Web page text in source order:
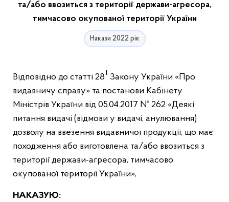
та/або ввозиться з території держави-агресора,
тимчасово окупованої території України
Накази 2022 рік
Відповідно до статті 281 Закону України «Про
видавничу справу» та постанови Кабінету
Міністрів України від 05.04.2017 № 262 «Деякі
питання видачі (відмови у видачі, анулювання)
дозволу на ввезення видавничої продукції, що має
походження або виготовлена та/або ввозиться з
території держави-агресора, тимчасово
окупованої території України»,
НАКАЗУЮ: